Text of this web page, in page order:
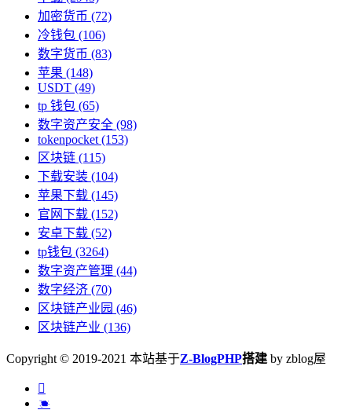
加密货币 (72)
冷钱包 (106)
数字货币 (83)
苹果 (148)
USDT (49)
tp 钱包 (65)
数字资产安全 (98)
tokenpocket (153)
区块链 (115)
下载安装 (104)
苹果下载 (145)
官网下载 (152)
安卓下载 (52)
tp钱包 (3264)
数字资产管理 (44)
数字经济 (70)
区块链产业园 (46)
区块链产业 (136)
Copyright © 2019-2021 本站基于Z-BlogPHP搭建 by zblog屋

